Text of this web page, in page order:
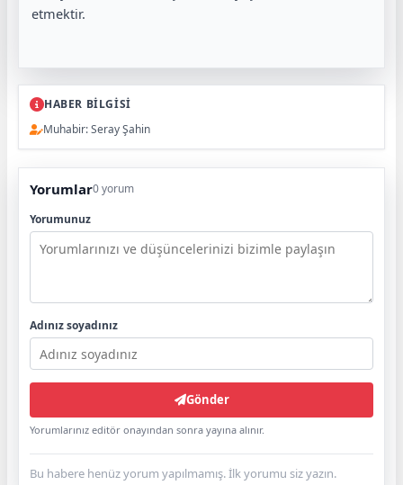
etmektir.
HABER BİLGİSİ
Muhabir: Seray Şahin
Yorumlar0 yorum
Yorumunuz
Adınız soyadınız
Gönder
Yorumlarınız editör onayından sonra yayına alınır.
Bu habere henüz yorum yapılmamış. İlk yorumu siz yazın.